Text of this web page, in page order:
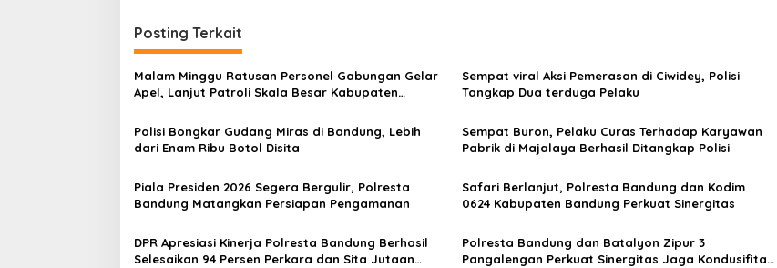
i
g
a
s
i
p
o
s
Posting Terkait
Malam Minggu Ratusan Personel Gabungan Gelar
Apel, Lanjut Patroli Skala Besar Kabupaten
Sempat viral Aksi Pemerasan di Ciwidey, Polisi
Tangkap Dua terduga Pelaku
Polisi Bongkar Gudang Miras di Bandung, Lebih
dari Enam Ribu Botol Disita
Sempat Buron, Pelaku Curas Terhadap Karyawan
Pabrik di Majalaya Berhasil Ditangkap Polisi
Piala Presiden 2026 Segera Bergulir, Polresta
Bandung Matangkan Persiapan Pengamanan
Safari Berlanjut, Polresta Bandung dan Kodim
0624 Kabupaten Bandung Perkuat Sinergitas
DPR Apresiasi Kinerja Polresta Bandung Berhasil
Selesaikan 94 Persen Perkara dan Sita Jutaan
Polresta Bandung dan Batalyon Zipur 3
Pangalengan Perkuat Sinergitas Jaga Kondusifitas